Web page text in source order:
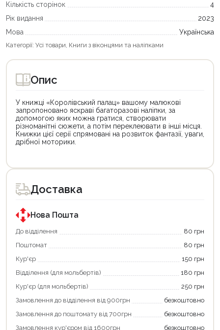
Кількість сторінок
4
Рік видання
2023
Мова
Українська
Категорії: Усі товари, Книги з віконцями та наліпками
Опис
У книжці «Королівський палац» вашому малюкові
запропоновано яскраві багаторазові наліпки, за
допомогою яких можна гратися, створювати
різноманітні сюжети, а потім переклеювати в інші місця.
Книжки цієї серії спрямовані на розвиток фантазії, уваги,
дрібної моторики.
товар
для
покупки
державною
програмою
єКнига.
Використовуйте
карту
щоб
зекономити
та
отримати
переваги!
картою
єКнига
Доставка
Нова Пошта
До відділення
80 грн
Поштомат
80 грн
Кур'єр
150 грн
Відділення (для мольбертів)
180 грн
Кур'єр (для мольбертів)
250 грн
Замовлення до відділення від 900грн
безкоштовно
Замовлення до поштомату від 700грн
безкоштовно
Замовлення кур'єром від 1600грн
безкоштовно